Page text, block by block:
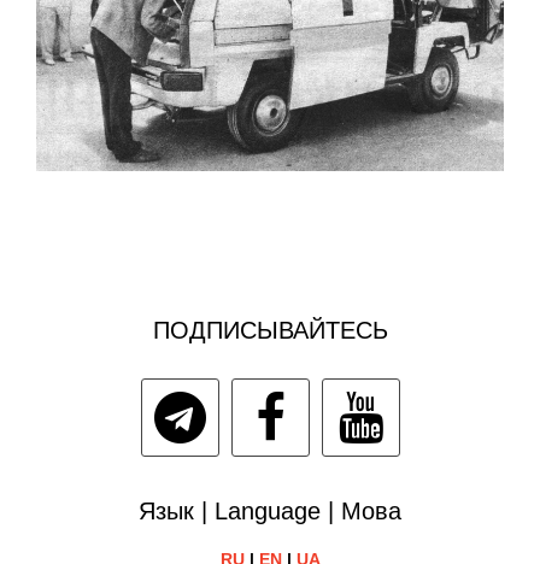
ПОДПИСЫВАЙТЕСЬ
Язык | Language | Мова
RU| EN| UA